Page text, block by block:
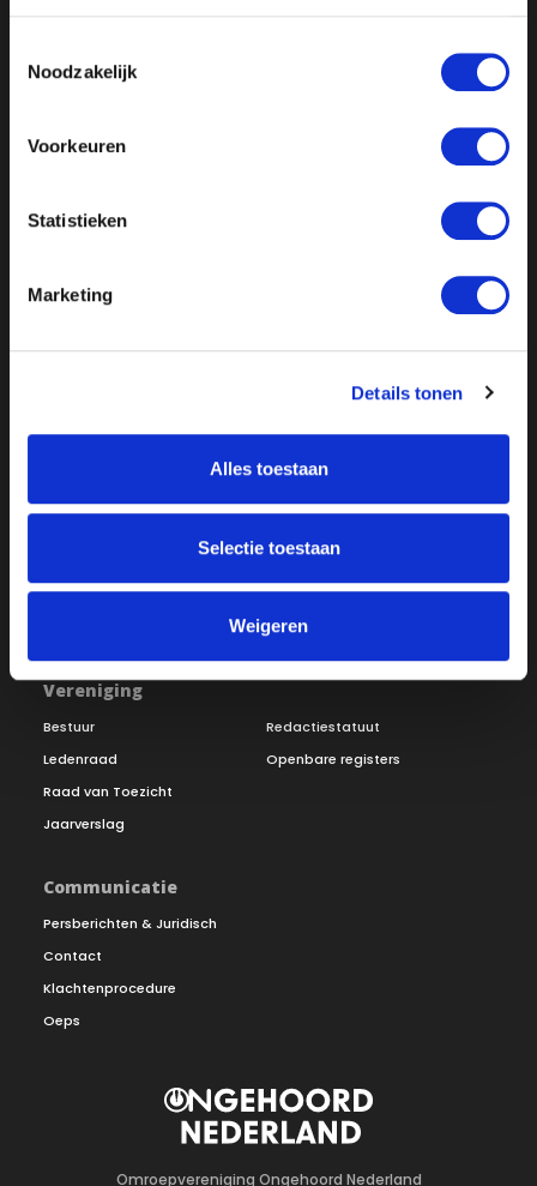
Noodzakelijk
Voorkeuren
Statistieken
Marketing
Details tonen
Alles toestaan
Selectie toestaan
Weigeren
Inloggen
Vacatures
Vereniging
Bestuur
Ledenraad
Raad van Toezicht
Jaarverslag
Redactiestatuut
Openbare registers
Communicatie
Persberichten & Juridisch
Contact
Klachtenprocedure
Oeps
Omroepvereniging Ongehoord Nederland